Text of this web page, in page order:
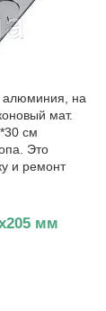
алюминия, на
мат.
см
Это
и ремонт
мм